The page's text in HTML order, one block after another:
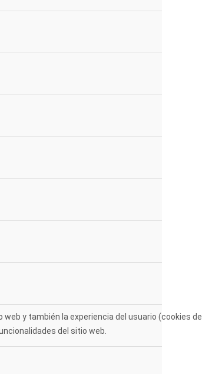
y también la experiencia del usuario (cookies de
del sitio web.